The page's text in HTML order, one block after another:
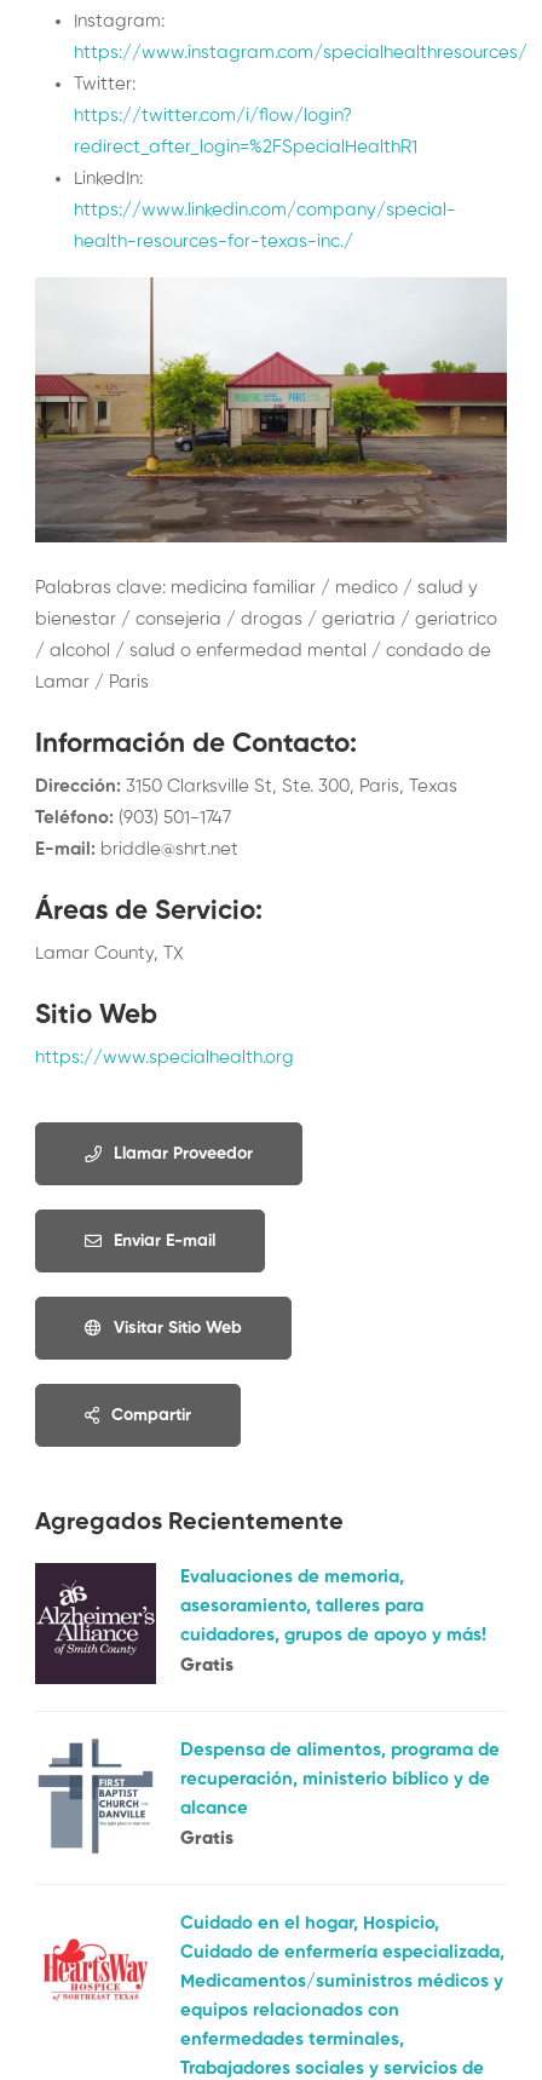
Instagram:
https://www.instagram.com/specialhealthresources/
Twitter:
https://twitter.com/i/flow/login?
redirect_after_login=%2FSpecialHealthR1
LinkedIn:
https://www.linkedin.com/company/special-
health-resources-for-texas-inc./
Palabras clave: medicina familiar / medico / salud y
bienestar / consejeria / drogas / geriatria / geriatrico
/ alcohol / salud o enfermedad mental / condado de
Lamar / Paris
Información de Contacto:
Dirección: 3150 Clarksville St, Ste. 300, Paris, Texas
Teléfono: (903) 501-1747
E-mail : briddle@shrt.net
Áreas de Servicio:
Lamar County, TX
Sitio Web
https://www.specialhealth.org
Llamar Proveedor
Enviar E-mail
Visitar Sitio Web
Compartir
Agregados Recientemente
Evaluaciones de memoria,
asesoramiento, talleres para
cuidadores, grupos de apoyo y más!
Gratis
Despensa de alimentos, programa de
recuperación, ministerio bíblico y de
alcance
Gratis
Cuidado en el hogar, Hospicio,
Cuidado de enfermería especializada,
Medicamentos/suministros médicos y
equipos relacionados con
enfermedades terminales,
Trabajadores sociales y servicios de